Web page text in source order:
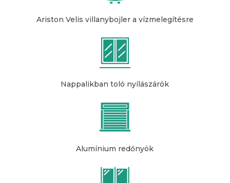
Ariston Velis villanybojler a vízmelegítésre
Nappalikban toló nyílászárók
Alumínium redőnyök